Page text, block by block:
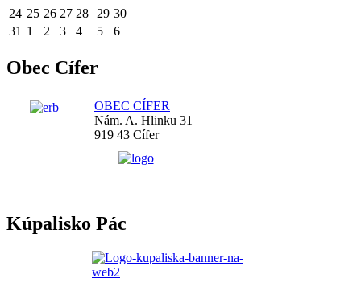
24 25 26 27 28 29 30
31 1 2 3 4 5 6
Obec Cífer
OBEC CÍFER
Nám. A. Hlinku 31
919 43 Cífer
Kúpalisko Pác